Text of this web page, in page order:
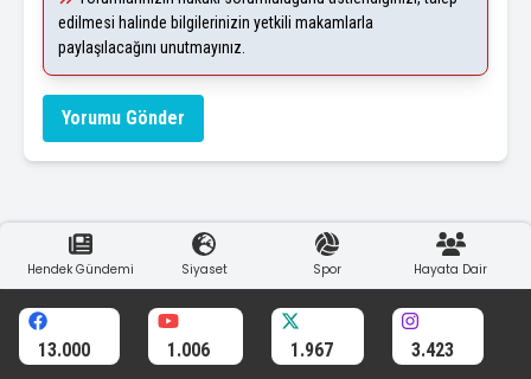
edilmesi halinde bilgilerinizin yetkili makamlarla
paylaşılacağını unutmayınız.
Yorumu Gönder
Hendek Gündemi Siyaset Spor Hayata Dair
13.000 1.006 1.967 3.423